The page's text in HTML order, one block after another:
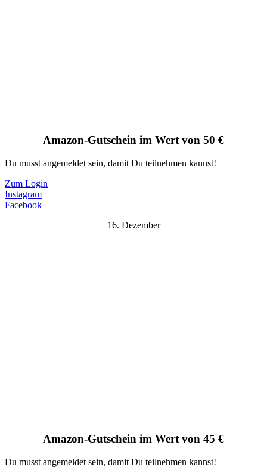
Amazon-Gutschein im Wert von 50 €
Du musst angemeldet sein, damit Du teilnehmen kannst!
Zum Login
Instagram
Facebook
16. Dezember
Amazon-Gutschein im Wert von 45 €
Du musst angemeldet sein, damit Du teilnehmen kannst!